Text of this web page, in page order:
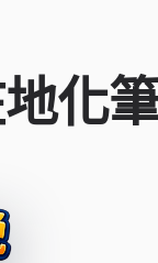
化